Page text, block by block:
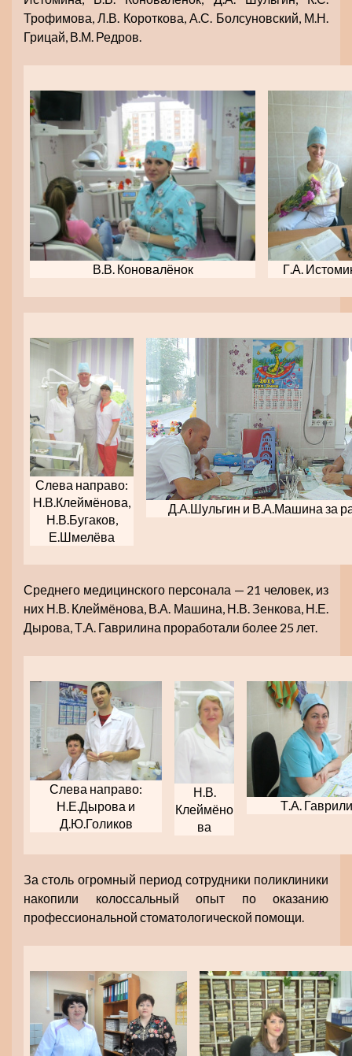
Трофимова, Л.В. Короткова, А.С. Болсуновский, М.Н.
Грицай, В.М. Редров.
В.В. Коновалёнок Г.А.
Слева направо:
Н.В.Клеймёнова,
Н.В.Бугаков,
Е.Шмелёва
Д.А.Шульгин и В.А.Машина за
Среднего медицинского персонала — 21 человек, из
них Н.В. Клеймёнова, В.А. Машина, Н.В. Зенкова, Н.Е.
Дырова, Т.А. Гаврилина проработали более 25 лет.
Слева направо:
Н.Е.Дырова и
Д.Ю.Голиков
Н.В.
Клеймёно
ва
Т.А.
За столь огромный период сотрудники поликлиники
накопили колоссальный опыт по оказанию
профессиональной стоматологической помощи.